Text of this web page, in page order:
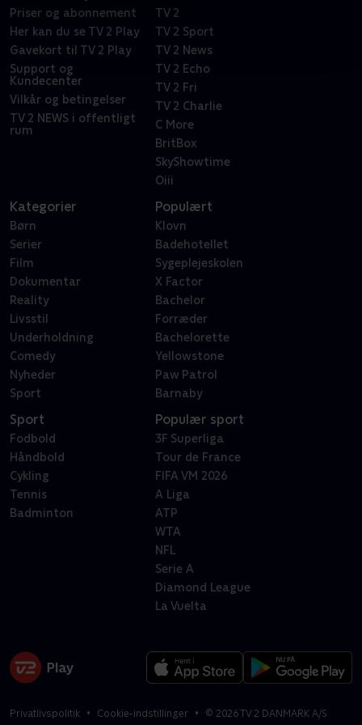
Priser og abonnement
Her kan du se TV 2 Play
Gavekort til TV 2 Play
Support og
Kundecenter
Vilkår og betingelser
TV 2 NEWS i offentligt
rum
TV 2
TV 2 Sport
TV 2 News
TV 2 Echo
TV 2 Fri
TV 2 Charlie
C More
BritBox
SkyShowtime
Oiii
Kategorier
Børn
Serier
Film
Dokumentar
Reality
Livsstil
Underholdning
Comedy
Nyheder
Sport
Populært
Klovn
Badehotellet
Sygeplejeskolen
X Factor
Bachelor
Forræder
Bachelorette
Yellowstone
Paw Patrol
Barnaby
Sport
Fodbold
Håndbold
Cykling
Tennis
Badminton
Populær sport
3F Superliga
Tour de France
FIFA VM 2026
A Liga
ATP
WTA
NFL
Serie A
Diamond League
La Vuelta
Privatlivspolitik Cookie-indstillinger © 2026TV 2 DANMARK A/S